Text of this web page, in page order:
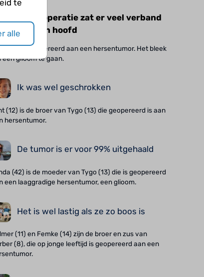
Na de operatie zat er veel verband
om mijn hoofd
(13) is geopereerd aan een hersentumor. Het bleek
een glioom te gaan.
Ik was wel geschrokken
(12) is de broer van Tygo (13) die geopereerd is aan
hersentumor.
De tumor is er voor 99% uitgehaald
(42) is de moeder van Tygo (13) die is geopereerd
een laaggradige hersentumor, een glioom.
Het is wel lastig als ze zo boos is
(11) en Femke (14) zijn de broer en zus van
(8), die op jonge leeftijd is geopereerd aan een
te
alle